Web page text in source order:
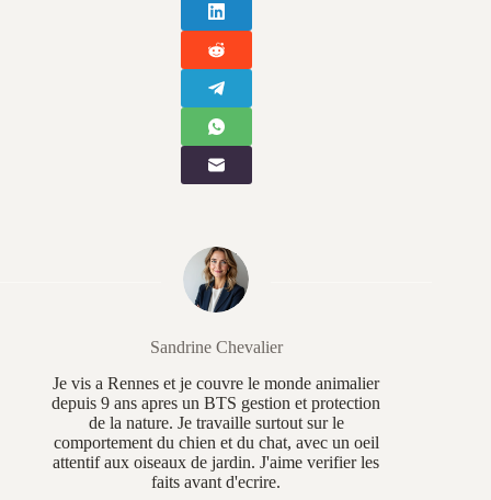
Sandrine Chevalier
Je vis a Rennes et je couvre le monde animalier
depuis 9 ans apres un BTS gestion et protection
de la nature. Je travaille surtout sur le
comportement du chien et du chat, avec un oeil
attentif aux oiseaux de jardin. J'aime verifier les
faits avant d'ecrire.